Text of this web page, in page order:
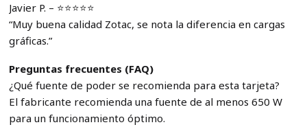
Javier P. – ⭐⭐⭐⭐⭐
“Muy buena calidad Zotac, se nota la diferencia en cargas
gráficas.”
Preguntas frecuentes (FAQ)
¿Qué fuente de poder se recomienda para esta tarjeta?
El fabricante recomienda una fuente de al menos 650 W
para un funcionamiento óptimo.